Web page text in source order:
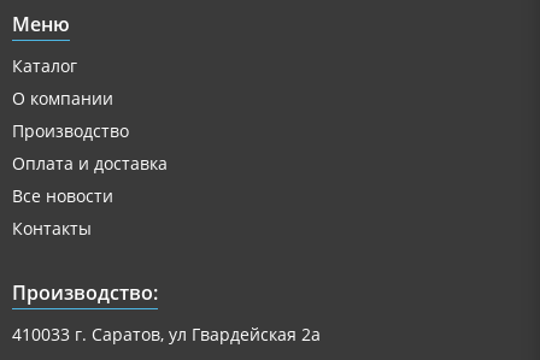
Меню
Каталог
О компании
Производство
Оплата и доставка
Все новости
Контакты
Производство:
410033 г. Саратов, ул Гвардейская 2а